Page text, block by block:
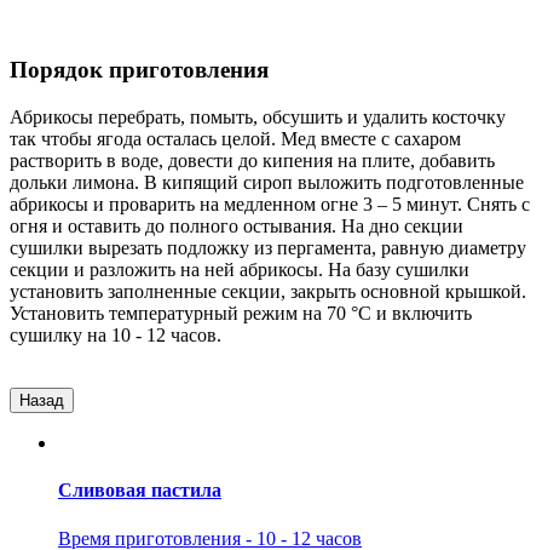
Порядок приготовления
Абрикосы перебрать, помыть, обсушить и удалить косточку
так чтобы ягода осталась целой. Мед вместе с сахаром
растворить в воде, довести до кипения на плите, добавить
дольки лимона. В кипящий сироп выложить подготовленные
абрикосы и проварить на медленном огне 3 – 5 минут. Снять с
огня и оставить до полного остывания. На дно секции
сушилки вырезать подложку из пергамента, равную диаметру
секции и разложить на ней абрикосы. На базу сушилки
установить заполненные секции, закрыть основной крышкой.
Установить температурный режим на 70 °C и включить
сушилку на 10 - 12 часов.
Назад
Сливовая пастила
Время приготовления - 10 - 12 часов